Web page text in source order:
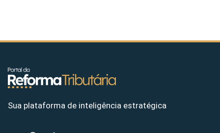
Sua plataforma de inteligência estratégica